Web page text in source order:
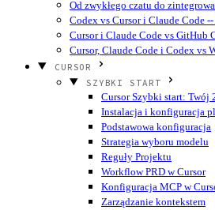
Od zwykłego czatu do
Codex vs Cursor i Claude Code
Cursor i Claude Code vs GitHub
Cursor, Claude Code i Codex vs
CURSOR
SZYBKI START
Cursor Szybki start:
Instalacja i konfiguracja
Podstawowa konfiguracja
Strategia wyboru modelu
Reguły Projektu
Workflow PRD w Cursor
Konfiguracja MCP w
Zarządzanie kontekstem